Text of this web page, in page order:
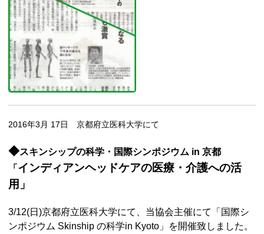
2016年3月 17日 京都府立医科大学にて
◆スキンシップの科学・国際シンポジウム in 京都
「 インディアンヘッドケアの医療・介護への活
用」
3/12(日)京都府立医科大学にて、当協会主催にて「国際シ
ンポジウム Skinship の科学in Kyoto」を開催致しました。